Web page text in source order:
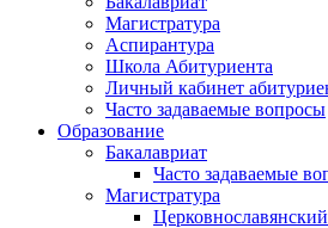
Магистратура
Аспирантура
Школа Абитуриента
Личный кабинет
Часто задаваемые вопросы
Образование
Бакалавриат
Часто задаваемые
Магистратура